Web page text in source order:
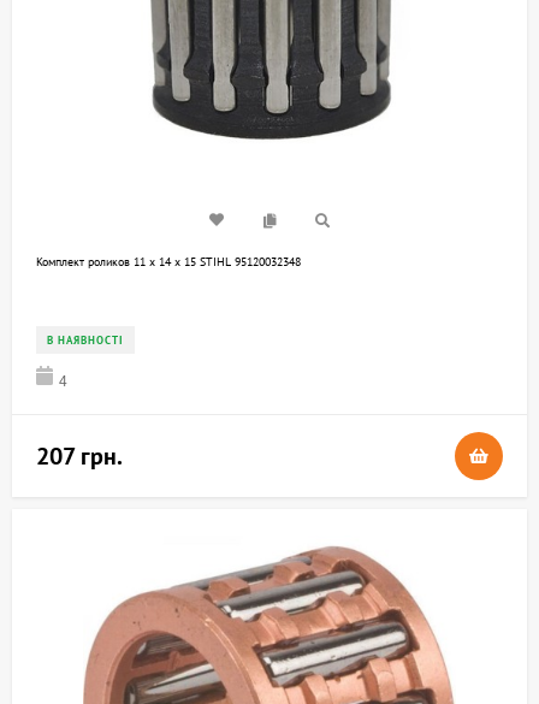
Комплект роликов 11 x 14 x 15 STIHL 95120032348
В НАЯВНОСТІ
4
207 грн.